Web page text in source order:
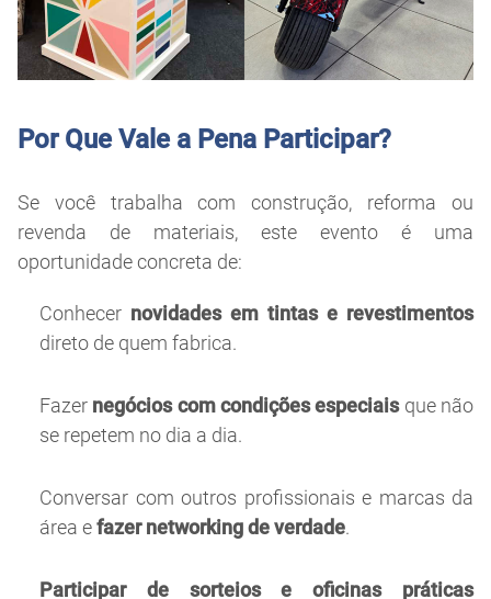
Por Que Vale a Pena Participar?
Se você trabalha com construção, reforma ou
revenda de materiais, este evento é uma
oportunidade concreta de:
Conhecer novidades em tintas e revestimentos
direto de quem fabrica.
Fazer negócios com condições especiaisque não
se repetem no dia a dia.
Conversar com outros profissionais e marcas da
área efazer networking de verdade.
Participar de sorteios e oficinas práticas